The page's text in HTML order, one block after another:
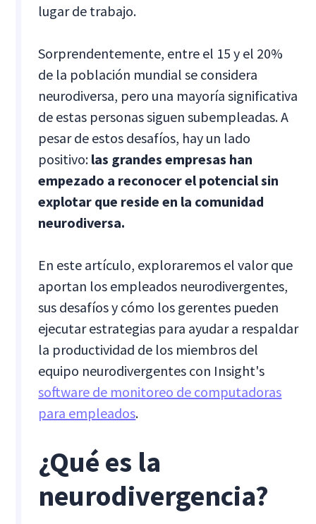
lugar de trabajo.
Sorprendentemente, entre el 15 y el 20%
de la población mundial se considera
neurodiversa, pero una mayoría significativa
de estas personas siguen subempleadas. A
pesar de estos desafíos, hay un lado
positivo: las grandes empresas han
empezado a reconocer el potencial sin
explotar que reside en la comunidad
neurodiversa.
En este artículo, exploraremos el valor que
aportan los empleados neurodivergentes,
sus desafíos y cómo los gerentes pueden
ejecutar estrategias para ayudar a respaldar
la productividad de los miembros del
equipo neurodivergentes con Insight's
software de monitoreo de computadoras
para empleados.
¿Qué es la
neurodivergencia?